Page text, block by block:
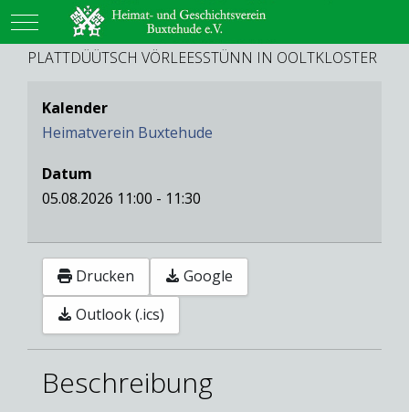
Mobile Menu Toggle
PLATTDÜÜTSCH VÖRLEESSTÜNN IN OOLTKLOSTER
Kalender
Heimatverein Buxtehude
Datum
05.08.2026 11:00 - 11:30
Drucken
Google
Outlook (.ics)
Beschreibung